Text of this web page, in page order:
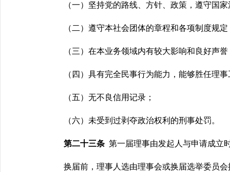
（一）坚持党的路线、方针、政策，遵守国
（二）遵守本社会团体的章程和各项制度规定
（三）在本业务领域内有较大影响和良好声誉
（四）具有完全民事行为能力，能够胜任理
（五）无不良信用记录；
（六）未受到过剥夺政治权利的刑事处罚。
第二十三条 第一届理事由发起人与申请成立
换届前，理事人选由理事会或换届选举委员